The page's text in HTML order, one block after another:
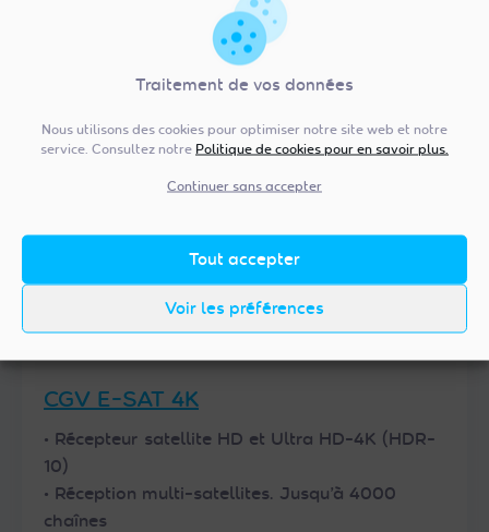
Traitement de vos données
Nous utilisons des cookies pour optimiser notre site web et notre
service. Consultez notre Politique de cookies pour en savoir plus.
Continuer sans accepter
Tout accepter
Voir les préférences
Trouver un revendeur
Acheter sur site partenaire
CGV E-SAT 4K
• Récepteur satellite HD et Ultra HD-4K (HDR-
10)
• Réception multi-satellites. Jusqu’à 4000
chaînes